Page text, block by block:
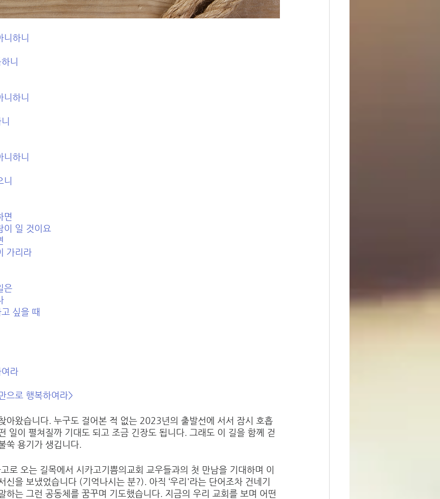
니하니
니
니하니
니하니
니
면
이 일 것이요
가리라
은
싶을 때
라
으로 행복하여라>
아왔습니다. 누구도 걸어본 적 없는 2023년의 출발선에 서서 잠시 호흡
일이 펼쳐질까 기대도 되고 조금 긴장도 됩니다. 그래도 이 길을 함께 걷
쑥 용기가 생깁니다.
로 오는 길목에서 시카고기쁨의교회 교우들과의 첫 만남을 기대하며 이
신을 보냈었습니다 (기억나시는 분?). 아직 ‘우리'라는 단어조차 건네기
하는 그런 공동체를 꿈꾸며 기도했습니다. 지금의 우리 교회를 보며 어떤